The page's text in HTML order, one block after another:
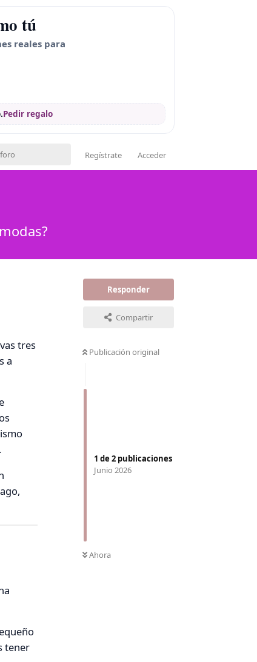
tú
reales para
Pedir regalo
Regístrate Acceder
Responder
Compartir
Publicación original
1 de 2 publicaciones
Junio 2026
Ahora
tres
a
tener